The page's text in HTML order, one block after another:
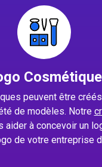
Cosmétique
peuvent être
de modèles. Notre
aider à concevoir un
de votre entreprise